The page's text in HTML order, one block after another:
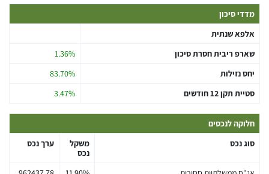
מדדי סיכון
אלפא שנתית
שארפ ריבית חסרת סיכון
1.36%
יחס נזילות
83.70%
סטיית תקן 12 חודשים
3.47%
חלוקה לנכסים
סוג נכס
משקל
נכס
ערך נכס